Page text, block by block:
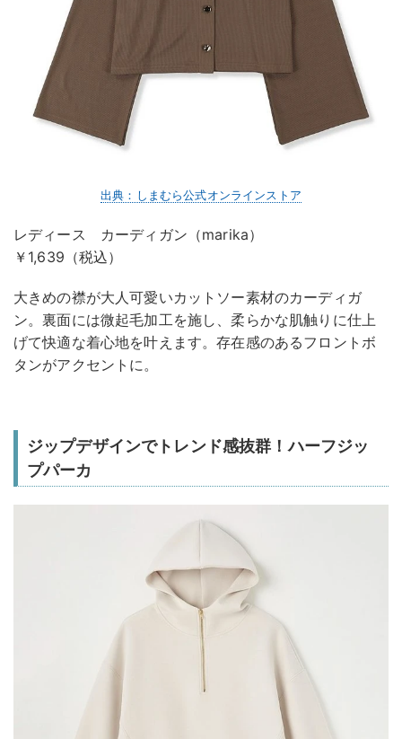
出典：しまむら公式オンラインストア
レディース カーディガン（marika）
￥1,639（税込）
大きめの襟が大人可愛いカットソー素材のカーディガ
ン。裏面には微起毛加工を施し、柔らかな肌触りに仕上
げて快適な着心地を叶えます。存在感のあるフロントボ
タンがアクセントに。
ジップデザインでトレンド感抜群！ハーフジッ
プパーカ